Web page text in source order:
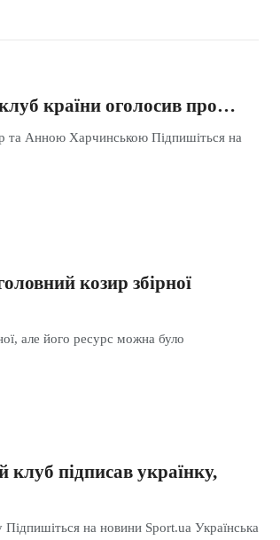
країни оголосив про…
та Анною Харчинською Підпишіться на
козир збірної
але його ресурс можна було
підписав українку,
на новини Sport.ua Українська